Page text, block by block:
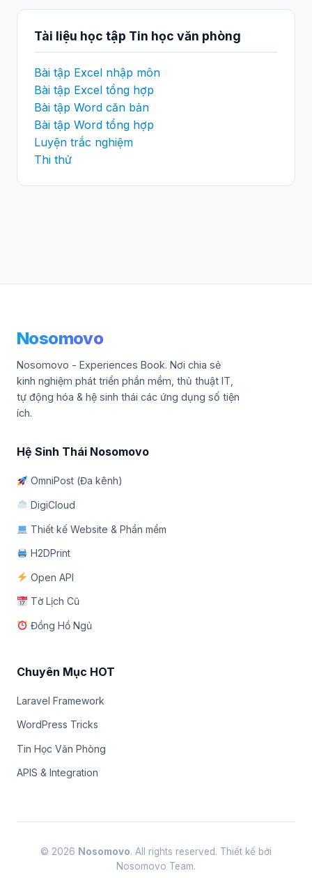
Tài liệu học tập Tin học văn phòng
Bài tập Excel nhập môn
Bài tập Excel tổng hợp
Bài tập Word căn bản
Bài tập Word tổng hợp
Luyện trắc nghiệm
Thi thử
Nosomovo
Nosomovo - Experiences Book. Nơi chia sẻ
kinh nghiệm phát triển phần mềm, thủ thuật IT,
tự động hóa & hệ sinh thái các ứng dụng số tiện
ích.
Hệ Sinh Thái Nosomovo
OmniPost (Đa kênh)
DigiCloud
Thiết kế Website & Phần mềm
H2DPrint
Open API
Tờ Lịch Cũ
Đồng Hồ Ngủ
Chuyên Mục HOT
Laravel Framework
WordPress Tricks
Tin Học Văn Phòng
APIS & Integration
© 2026 Nosomovo. All rights reserved. Thiết kế bởi
Nosomovo Team.